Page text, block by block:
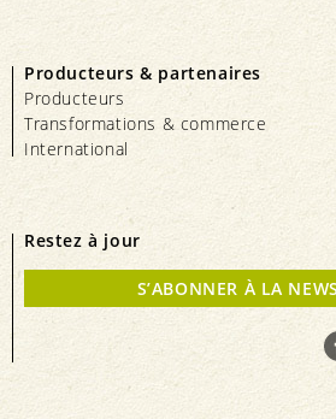
Producteurs & partenaires
Producteurs
Transformations & commerce
International
Restez à jour
S’ABONNER À LA